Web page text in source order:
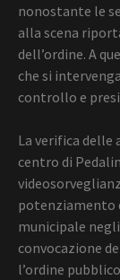
nonostante le
alla scena
dell’ordine. A
che si
controllo e
La verifica delle
centro di
potenziamento
municipale
convocazione
l’ordine